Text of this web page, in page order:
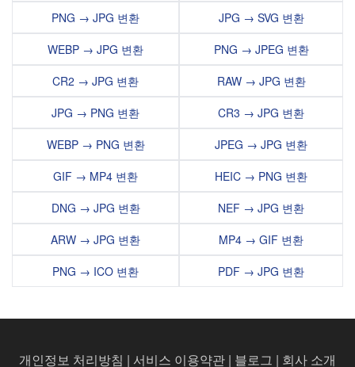
PNG → JPG 변환
WEBP → JPG 변환
CR2 → JPG 변환
JPG → PNG 변환
WEBP → PNG 변환
GIF → MP4 변환
DNG → JPG 변환
ARW → JPG 변환
PNG → ICO 변환
JPG → SVG 변환
PNG → JPEG 변환
RAW → JPG 변환
CR3 → JPG 변환
JPEG → JPG 변환
HEIC → PNG 변환
NEF → JPG 변환
MP4 → GIF 변환
PDF → JPG 변환
개인정보 처리방침 | 서비스 이용약관 | 블로그 | 회사 소개